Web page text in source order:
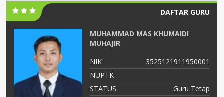
DAFTAR GURU
MUHAMMAD MAS KHUMAIDI
MUHAJIR
NIK
3525121911950001
NUPTK
-
STATUS
Guru Tetap